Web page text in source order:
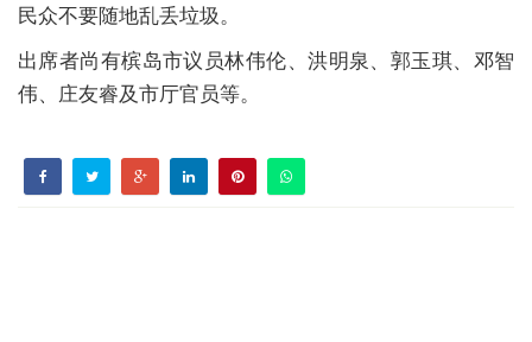
民众不要随地乱丢垃圾。
出席者尚有槟岛市议员林伟伦、洪明泉、郭玉琪、邓智
伟、庄友睿及市厅官员等。